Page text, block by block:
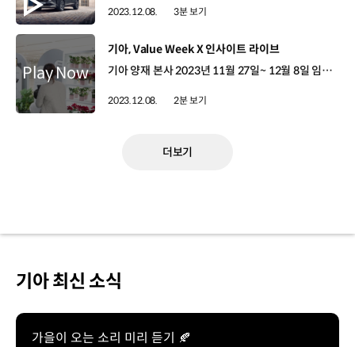
2023.12.08. 3분 보기
[동영상]
기아, Value Week X 인사이트 라이브
기아 양재 본사 2023년 11월 27일~ 12월 8일 임직원에게 '기아의 가치와 행동'을 알리는 Value Week 진행 실천, 같이, 나눔, 감사, 도전 등 다섯 가지 가치와 연계한 참여형 부스 설치 동료와 ‘인생네컷’으로 추억을 남기고 2023년 한해 감사했던 동료에게 손편지로 마음을 전달 연말을 맞이해 사랑의열매에 직접 기부하며 ‘기아의 가치와 행동’을 직접 실천해 본 임직원들 박홍성 팀장 / 기아 기업문화디자인팀 이번 행사는 기아의 글로벌 구성원이 함께 만든 ‘가치와 행동’을 인지하고 직접 체험하며 각각의 의미에 대해 생각해 볼 수 있도록 준비하였습니다. VALUE WEEK를 시작으로 기아의 조직문화 지향점인 ‘고객 중심, 사람 중심 문화’를 일상 속에서 느끼고 모든 구성원이 함께 변화를 만들어갈 수 있도록 커뮤니케이션, 교육, 제도, 환경 등의 다양한 인터벤션(Intervention)을 지속적으로 제공할 계획입니다. 한편 KIA 타이거즈 양현종 선수를 초청해 대담 형식의 인사이트 라이브 진행 한국시리즈 우승, 메이저리그 입성 등 한계에 도전해 온 스토리를 공유 양현종 선수 / KIA 타이거즈 저는 신고선수로 미국에 간 거거든요, 개막전 로스터까지 경쟁해서 물론 아쉽게 떨어졌지만 그래도 저는 좋은 경험을 했고 또 메이저에 올라가서 선발로 (공을) 던져봤고요. 사람들은 모두 다 실패라고 이야기를 하시는 것 같아요. 저는 다시 이런 기회가 있더라도 갈 거 같아요. 도전을 할 것 같아요. “다양한 프로그램으로 ‘기아의 가치와 행동’을 홍보하고 고객 중심, 사람 중심의 문화에 다가섰던 Value Week X 인사이트 라이브”
2023.12.08. 2분 보기
더보기
기아 최신 소식
가을이 오는 소리 미리 듣기 🍂